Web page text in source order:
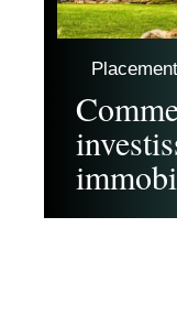
Placement